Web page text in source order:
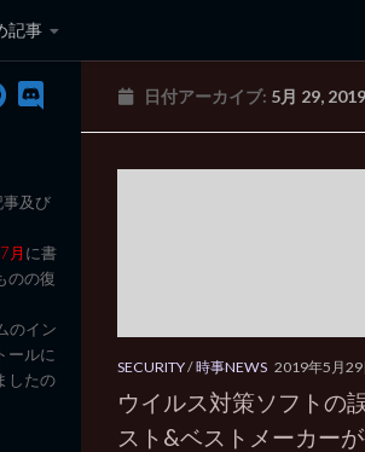
記事
ュータ日記 3rd
日付アーカイブ: 5月 29, 2019
SECURITY/時事NEWS 2019年5月29
ウイルス対策ソフトの
スト&ベストメーカー
事及び
月に書
のの復
のイン
ールに
したの